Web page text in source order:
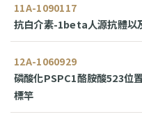
11A-1090117
抗白介素-1beta人源抗體以
12A-1060929
磷酸化PSPC1酪胺酸523位
標竿